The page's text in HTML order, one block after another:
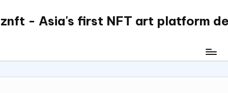
Skip
- Asia's first NFT art platform